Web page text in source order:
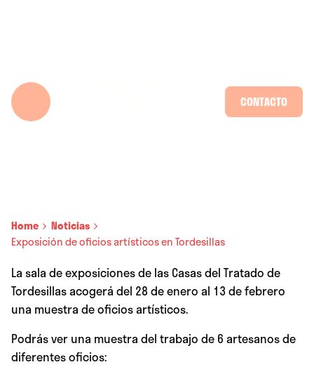
CONTACTO
Home
Noticias
Exposición de oficios artísticos en Tordesillas
La sala de exposiciones de las Casas del Tratado de
Tordesillas acogerá del 28 de enero al 13 de febrero
una muestra de oficios artísticos.
Podrás ver una muestra del trabajo de 6 artesanos de
diferentes oficios: